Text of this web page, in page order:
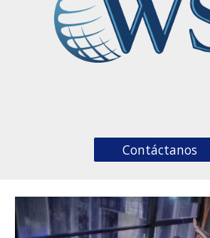
Contáctanos